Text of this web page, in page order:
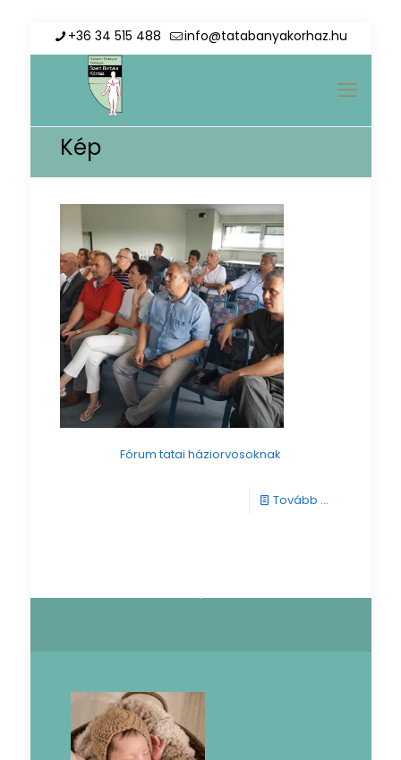
+36 34 515 488 info@tatabanyakorhaz.hu
Kép
Fórum tatai háziorvosoknak
Tovább ...-